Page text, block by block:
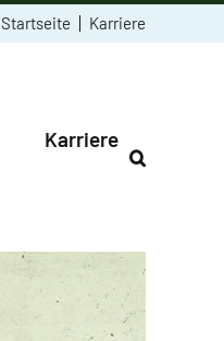
Startseite Karriere
Karriere